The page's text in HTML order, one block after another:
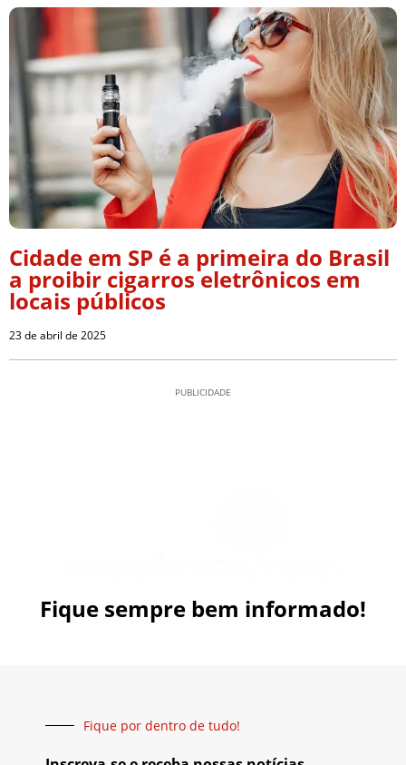
Cidade em SP é a primeira do Brasil
a proibir cigarros eletrônicos em
locais públicos
23 de abril de 2025
PUBLICIDADE
Fique sempre bem informado!
Fique por dentro de tudo!